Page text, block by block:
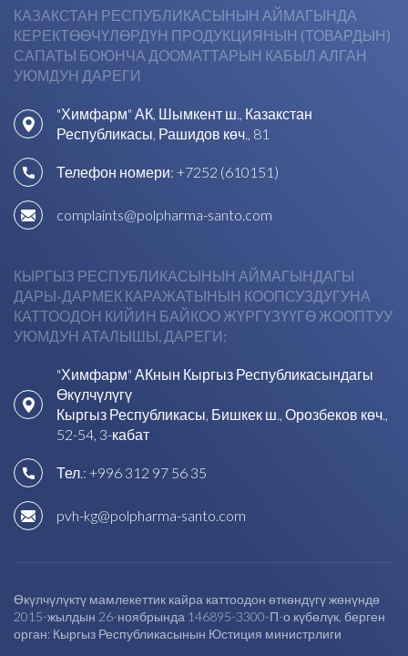
КАЗАКСТАН РЕСПУБЛИКАСЫНЫН АЙМАГЫНДА
КЕРЕКТӨӨЧҮЛӨРДҮН ПРОДУКЦИЯНЫН (ТОВАРДЫН)
САПАТЫ БОЮНЧА ДООМАТТАРЫН КАБЫЛ АЛГАН
УЮМДУН ДАРЕГИ
"Химфарм" АК, Шымкент ш., Казакстан
Республикасы, Рашидов көч., 81
Телефон номери: +7252 (610151)
complaints@polpharma-santo.com
КЫРГЫЗ РЕСПУБЛИКАСЫНЫН АЙМАГЫНДАГЫ
ДАРЫ-ДАРМЕК КАРАЖАТЫНЫН КООПСУЗДУГУНА
КАТТООДОН КИЙИН БАЙКОО ЖҮРГҮЗҮҮГӨ ЖООПТУУ
УЮМДУН АТАЛЫШЫ, ДАРЕГИ:
"Химфарм" АКнын Кыргыз Республикасындагы
Өкүлчүлүгү
Кыргыз Республикасы, Бишкек ш., Орозбеков көч.,
52-54, 3-кабат
Тел.: +996 312 97 56 35
pvh-kg@polpharma-santo.com
Өкүлчүлүктү мамлекеттик кайра каттоодон өткөндүгү жөнүндө
2015-жылдын 26-ноябрында 146895-3300-П-о күбөлүк, берген
орган: Кыргыз Республикасынын Юстиция министрлиги